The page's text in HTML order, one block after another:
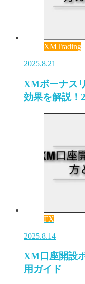
XMTrading
2025.8.21
XMボーナス
効果を解説！
FX
2025.8.14
XM口座開設
用ガイド